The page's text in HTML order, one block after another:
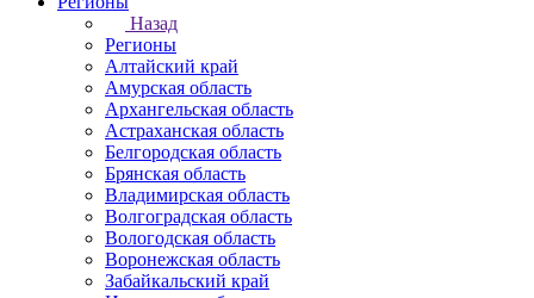
Назад
Регионы
Алтайский край
Амурская область
Архангельская область
Астраханская область
Белгородская область
Брянская область
Владимирская область
Волгоградская область
Вологодская область
Воронежская область
Забайкальский край